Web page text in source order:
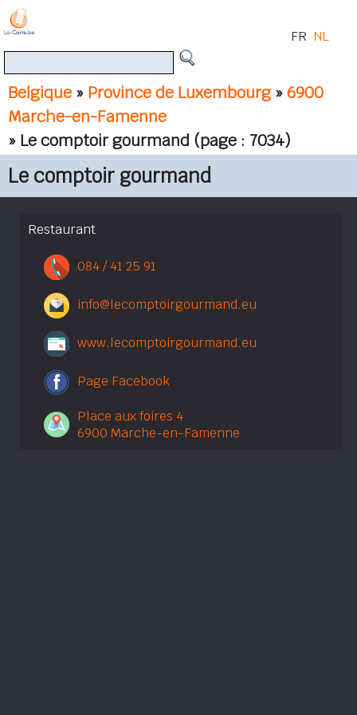
Belgique » Province de Luxembourg»6900
Marche-en-Famenne
» Le comptoir gourmand (page : 7034)
FR NL
Le comptoir gourmand
Restaurant
084 / 41 25 91
info@lecomptoirgourmand.eu
www.lecomptoirgourmand.eu
Page Facebook
Place aux foires 4
6900 Marche-en-Famenne